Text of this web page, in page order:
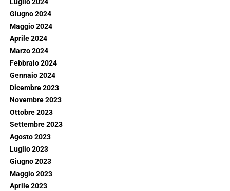
Luglio 2024
Giugno 2024
Maggio 2024
Aprile 2024
Marzo 2024
Febbraio 2024
Gennaio 2024
Dicembre 2023
Novembre 2023
Ottobre 2023
Settembre 2023
Agosto 2023
Luglio 2023
Giugno 2023
Maggio 2023
Aprile 2023